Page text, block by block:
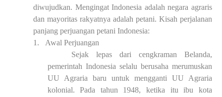
diwujudkan. Mengingat Indonesia adalah negara agraris
dan mayoritas rakyatnya adalah petani. Kisah perjalanan
panjang perjuangan petani Indonesia:
1.
Awal Perjuangan
Sejak lepas dari cengkraman Belanda,
pemerintah Indonesia selalu berusaha merumuskan
UU Agraria baru untuk mengganti UU Agraria
kolonial. Pada tahun 1948, ketika itu ibu kota